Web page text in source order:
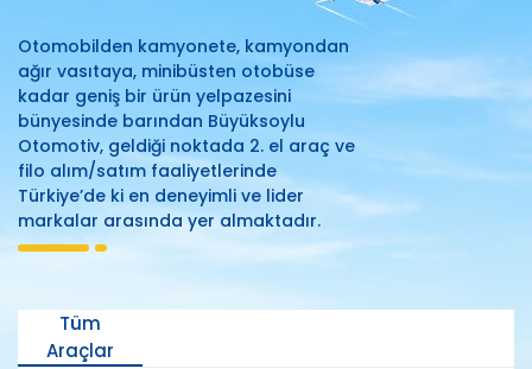
Otomobilden kamyonete, kamyondan
ağır vasıtaya, minibüsten otobüse
kadar geniş bir ürün yelpazesini
bünyesinde barından Büyüksoylu
Otomotiv, geldiği noktada 2. el araç ve
filo alım/satım faaliyetlerinde
Türkiye’de ki en deneyimli ve lider
markalar arasında yer almaktadır.
Tüm
Araçlar